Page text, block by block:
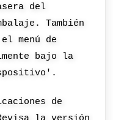
del
También
menú de
bajo la
de